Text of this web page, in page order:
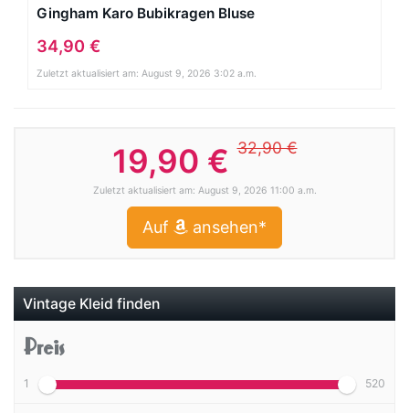
Gingham Karo Bubikragen Bluse
34,90 €
Zuletzt aktualisiert am: August 9, 2026 3:02 a.m.
19,90 €32,90 €
Zuletzt aktualisiert am: August 9, 2026 11:00 a.m.
Auf ansehen*
Vintage Kleid finden
Preis
1 520